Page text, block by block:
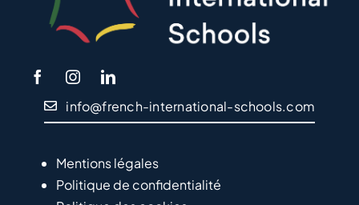
info@french-international-schools.com
Mentions légales
Politique de confidentialité